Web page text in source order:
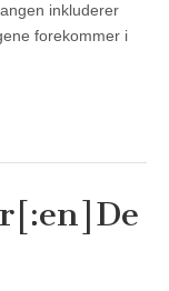
inkluderer
forekommer i